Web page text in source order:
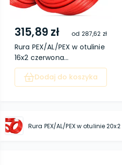
315,89 zł od 287,62 zł
Rura PEX/AL/PEX w otulinie
16x2 czerwona...
Dodaj do koszyka